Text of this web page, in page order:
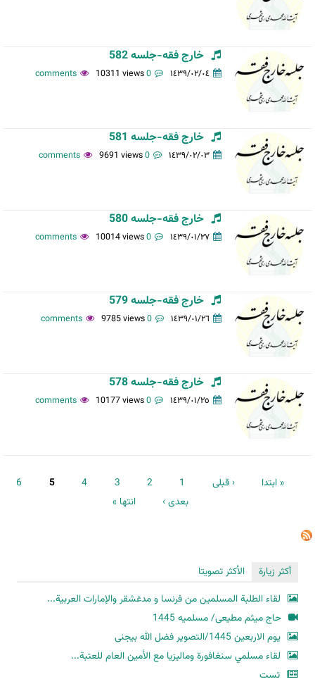
خارج فقه-جلسه 582
١٤٣٩/٠٢/٠٤ 0 comments
10311 views
خارج فقه-جلسه 581
١٤٣٩/٠٢/٠٣ 0 comments
9691 views
خارج فقه-جلسه 580
١٤٣٩/٠١/٢٧ 0 comments
10014 views
خارج فقه-جلسه 579
١٤٣٩/٠١/٢٦ 0 comments
9785 views
خارج فقه-جلسه 578
١٤٣٩/٠١/٢٥ 0 comments
10177 views
الصفحات
« ابتدا ‹ قبلی 1
2
3
4
5
6
بعدی ›
انتها »
أكثر زيارة
الأكثر تصويتا
لقاء الطلبة المسلمين من فرنسا و مدغشقر والإمارات العربية...
حاج میثم مطیعی/ مسلمیه 1445
یوم الاربعین 1445/التصویر فضل الله بیجنی
لقاء مسلمي سنغافورة وماليزيا مع الأمين العام للعتبة...
تست